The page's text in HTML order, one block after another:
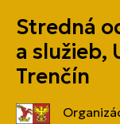
Stredná
a služieb,
Trenčín